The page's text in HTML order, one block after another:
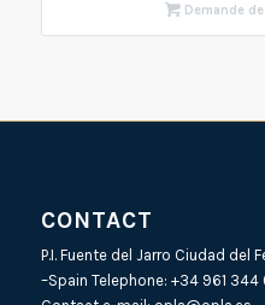
Demande
CONTACT
P.I. Fuente del Jarro Ciudad del
–Spain Telephone: +34 961 344